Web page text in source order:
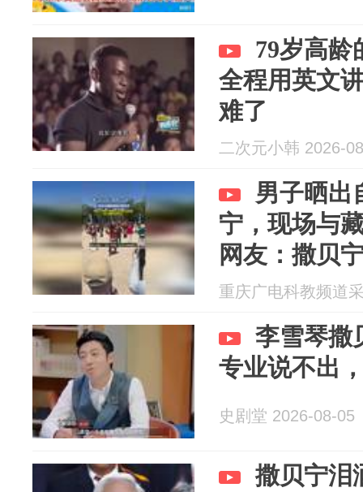
79岁高龄
全程用英文
难了
二次元小韩 2026-
男子晒出
宁，现场与
网友：撒贝
疆自己偷偷
重庆广电科教频道
李雪琴撒
专业说不出
史剧堂 2026-08-05
撒贝宁泪